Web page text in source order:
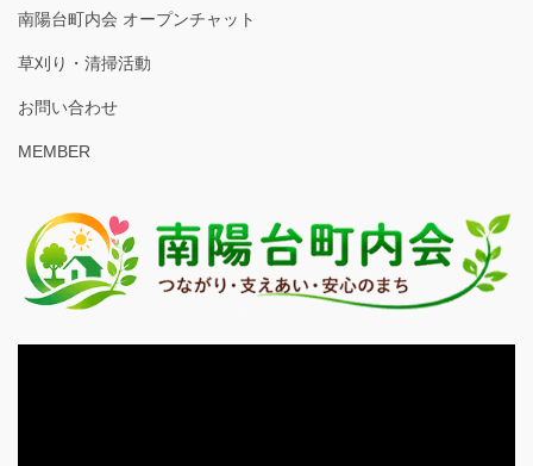
南陽台町内会 オープンチャット
草刈り・清掃活動
お問い合わせ
MEMBER